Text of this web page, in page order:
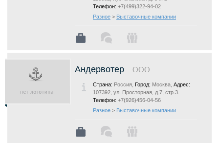
Телефон: +7(499)322-94-02
Разное > Выставочные компании
Андервотер ООО
Страна: Россия, Город: Москва, Адрес:
107392, ул. Просторная, д.7, стр.3.
Телефон: +7(926)456-04-56
Разное > Выставочные компании